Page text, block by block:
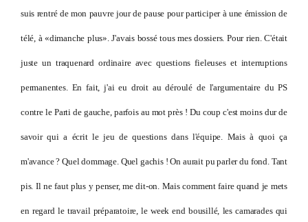
suis rentré de mon pauvre jour de pause pour participer à une émission de
télé, à «dimanche plus». J'avais bossé tous mes dossiers. Pour rien. C'était
juste un traquenard ordinaire avec questions fieleuses et interruptions
permanentes. En fait, j'ai eu droit au déroulé de l'argumentaire du PS
contre le Parti de gauche, parfois au mot près ! Du coup c'est moins dur de
savoir qui a écrit le jeu de questions dans l'équipe. Mais à quoi ça
m'avance ? Quel dommage. Quel gachis ! On aurait pu parler du fond. Tant
pis. Il ne faut plus y penser, me dit-on. Mais comment faire quand je mets
en regard le travail préparatoire, le week end bousillé, les camarades qui